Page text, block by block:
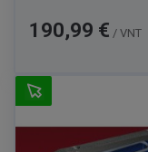
Kaina
190,99 € / VNT